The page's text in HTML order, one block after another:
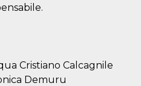
Cristiano Calcagnile
Demuru
facilitando el
almacenamiento